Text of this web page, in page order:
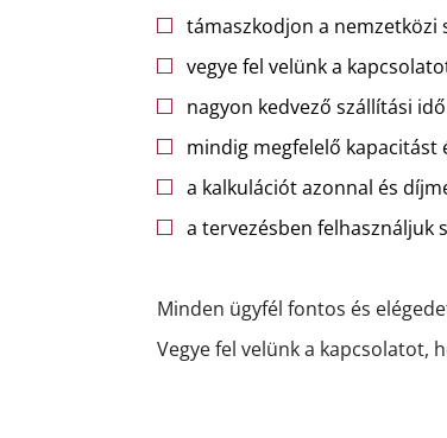
támaszkodjon a nemzetközi
vegye fel velünk a
nagyon kedvező szállítási idő
mindig megfelelő
a kalkulációt azonnal és
a tervezésben felhasználjuk
Minden ügyfél fontos és
Vegye fel velünk a kapcsolatot,